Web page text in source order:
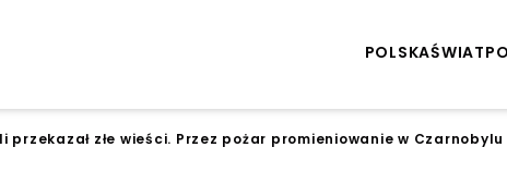
POLSKAŚWIAT
przekazał złe wieści. Przez pożar promieniowanie w